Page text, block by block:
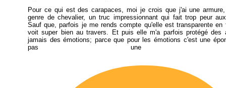
Pour ce qui est des carapaces, moi je crois que j'ai une
genre de chevalier, un truc impressionnant qui fait trop peur
Sauf que, parfois je me rends compte qu'elle est transparente en
voit super bien au travers. Et puis elle m'a parfois protégé des
jamais des émotions; parce que pour les émotions c'est une
pas une